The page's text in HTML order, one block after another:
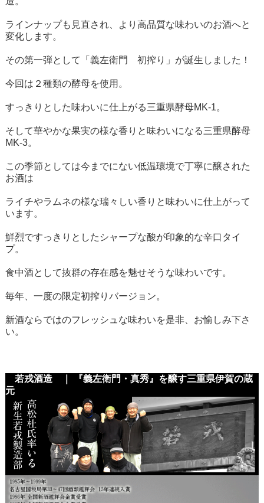
ラインナップも見直され、より高品質な味わいのお酒へと
変化します。
その第一弾として「義左衛門 初搾り」が誕生しました！
今回は２種類の酵母を使用。
すっきりとした味わいに仕上がる三重県酵母MK-1。
そして華やかな果実の様な香りと味わいになる三重県酵母
MK-3。
この季節としては今までにない低温環境で丁寧に醸された
お酒は
ライチやラムネの様な瑞々しい香りと味わいに仕上がって
います。
鮮烈ですっきりとしたシャープな酸が印象的な辛口タイ
プ。
食中酒として抜群の存在感を魅せそうな味わいです。
毎年、一度の限定初搾りバージョン。
新酒ならではのフレッシュな味わいを是非、お愉しみ下さ
い。
若戎酒造 ｜ 『義左衛門・真秀』を醸す三重県伊賀の蔵
元